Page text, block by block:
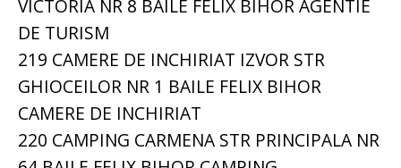
VICTORIA NR 8 BAILE FELIX BIHOR AGENTIE
DE TURISM
219 CAMERE DE INCHIRIAT IZVOR STR
GHIOCEILOR NR 1 BAILE FELIX BIHOR
CAMERE DE INCHIRIAT
220 CAMPING CARMENA STR PRINCIPALA NR